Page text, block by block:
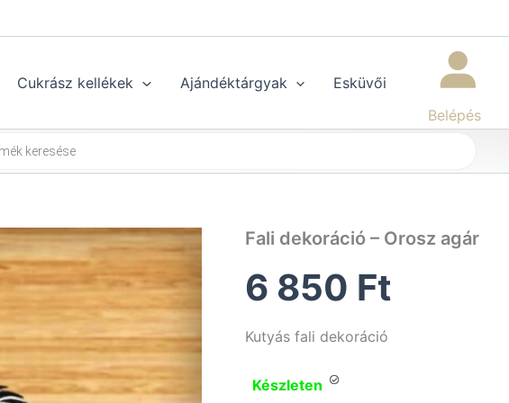
Cukrász kellékek Ajándéktárgyak
Esküvői
Belépés
Fali dekoráció – Orosz agár
6 850 Ft
Kutyás fali dekoráció
Készleten